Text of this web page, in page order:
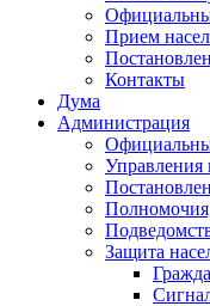
Прием
Контакты
Дума
Администрация
Управления
Защита